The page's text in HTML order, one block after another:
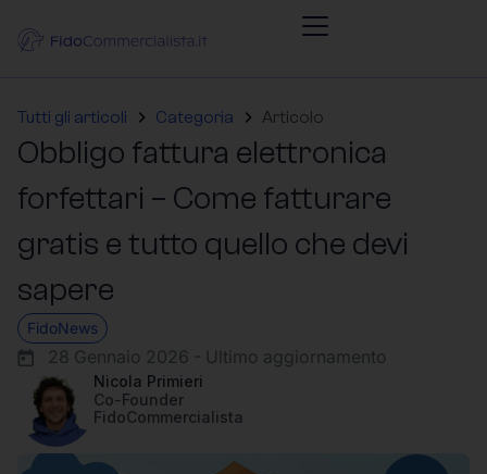
Tutti gli articoli Categoria Articolo
Obbligo fattura elettronica
forfettari – Come fatturare
gratis e tutto quello che devi
sapere
FidoNews
28 Gennaio 2026 - Ultimo aggiornamento
Nicola Primieri
Co-Founder
FidoCommercialista